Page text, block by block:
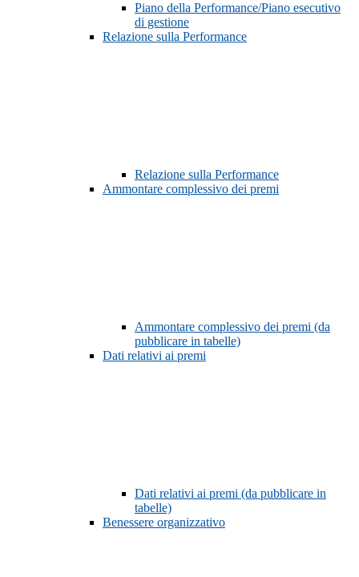
Piano della Performance/Piano esecutivo
di gestione
Relazione sulla Performance
Relazione sulla Performance
Ammontare complessivo dei premi
Ammontare complessivo dei premi (da
pubblicare in tabelle)
Dati relativi ai premi
Dati relativi ai premi (da pubblicare in
tabelle)
Benessere organizzativo